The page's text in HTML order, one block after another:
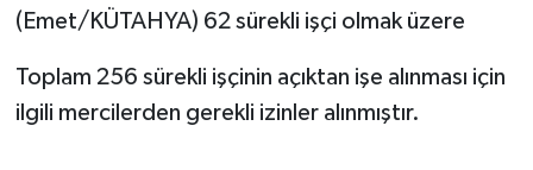
(Emet/KÜTAHYA) 62 sürekli işçi olmak üzere
Toplam 256 sürekli işçinin açıktan işe alınması için
ilgili mercilerden gerekli izinler alınmıştır.